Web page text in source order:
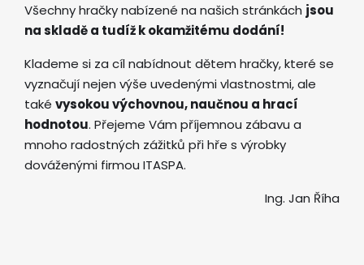
Všechny hračky nabízené na našich stránkách jsou
na skladě a tudíž k okamžitému dodání!
Klademe si za cíl nabídnout dětem hračky, které se
vyznačují nejen výše uvedenými vlastnostmi, ale
také vysokou výchovnou, naučnou a hrací
hodnotou. Přejeme Vám příjemnou zábavu a
mnoho radostných zážitků při hře s výrobky
dováženými firmou ITASPA.
Ing. Jan Říha